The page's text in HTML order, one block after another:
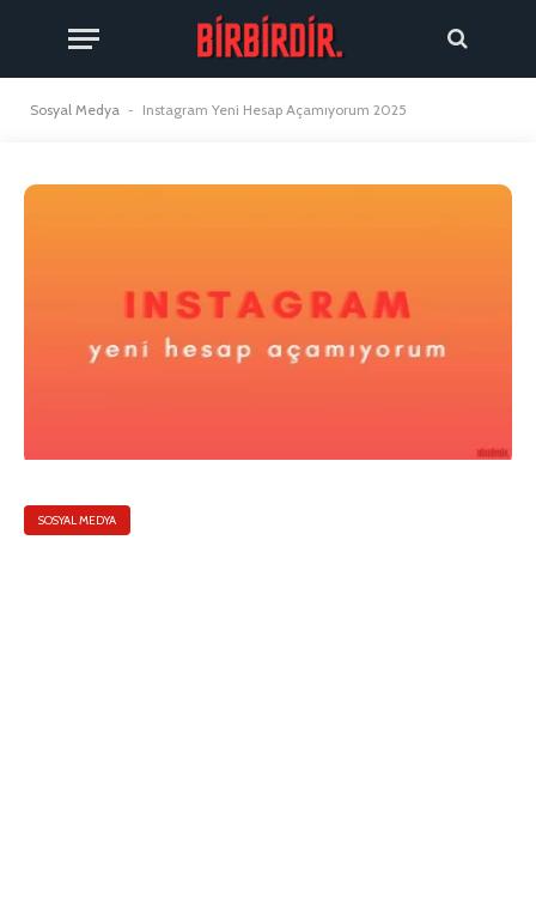
Sosyal Medya - Instagram Yeni Hesap Açamıyorum 2025
SOSYAL MEDYA